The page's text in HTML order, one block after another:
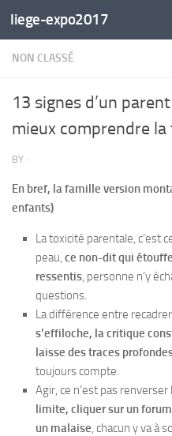
Skip to content
liege-expo2017
NON CLASSÉ
13 signes d’un
mieux comprendre
BY ·
En bref, la famille version
enfants)
La toxicité parentale, c’est
peau, ce non-dit qui
ressentis, personne n’y
questions.
La différence entre
s’effiloche, la critique
laisse des traces
toujours compte.
Agir, ce n’est pas renverser
limite, cliquer sur un
un malaise, chacun y va à